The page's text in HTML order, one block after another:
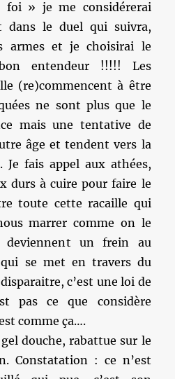
foi » je me considérerai
dans le duel qui suivra,
armes et je choisirai le
entendeur !!!!! Les
(re)commencent à être
ne sont plus que le
mais une tentative de
âge et tendent vers la
Je fais appel aux athées,
durs à cuire pour faire le
toute cette racaille qui
marrer comme on le
deviennent un frein au
se met en travers du
c’est une loi de
pas ce que considère
comme ça….
douche, rabattue sur le
Constatation : ce n’est